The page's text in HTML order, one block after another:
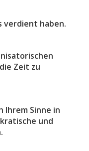
verdient haben.
Zeit zu
Sinne in
und